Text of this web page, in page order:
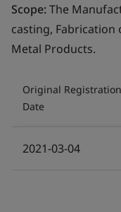
Scope:The
casting, Fabrication
Metal Products.
Original Registration
Date
2021-03-04